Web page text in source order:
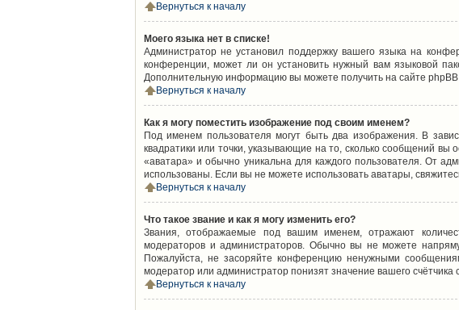
Вернуться к началу
Моего языка нет в списке!
Администратор не установил поддержку вашего языка на
конференции, может ли он установить нужный вам языковой
Дополнительную информацию вы можете получить на сайте
Вернуться к началу
Как я могу поместить изображение под своим именем?
Под именем пользователя могут быть два изображения. В
квадратики или точки, указывающие на то, сколько сообщений
«аватара» и обычно уникальна для каждого пользователя. От
использованы. Если вы не можете использовать аватары,
Вернуться к началу
Что такое звание и как я могу изменить его?
Звания, отображаемые под вашим именем, отражают
модераторов и администраторов. Обычно вы не можете
Пожалуйста, не засоряйте конференцию ненужными
модератор или администратор понизят значение вашего счётчика
Вернуться к началу